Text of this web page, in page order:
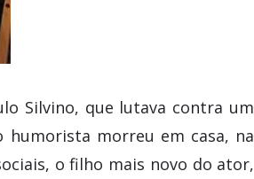
Silvino, que lutava contra um
humorista morreu em casa, na
o filho mais novo do ator,